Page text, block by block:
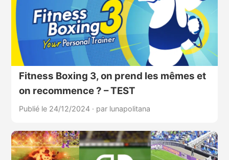
Fitness Boxing 3, on prend les mêmes et
on recommence ? – TEST
Publié le 24/12/2024 · par lunapolitana